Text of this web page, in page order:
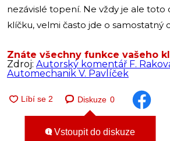
nezávislé topení. Ne vždy je ale toto
klíčku, velmi často jde o samostatný
Znáte všechny funkce vašeho
Zdroj: Autorský komentář F.
Automechanik V. Pavlíček
Diskuze 0
Vstoupit do diskuze